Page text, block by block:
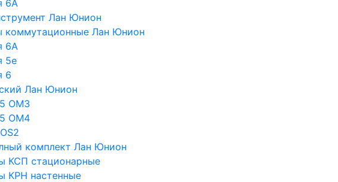
6A
Лан Юнион
коммутационные Лан Юнион
6A
5e
6
Лан Юнион
OM3
OM4
комплект Лан Юнион
КСП стационарные
КРН настенные